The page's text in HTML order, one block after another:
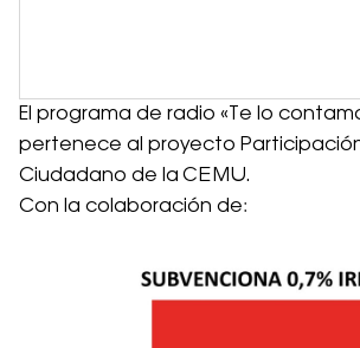
El programa de radio «Te lo
pertenece al proyecto
Ciudadano de la CEMU.
Con la colaboración de: